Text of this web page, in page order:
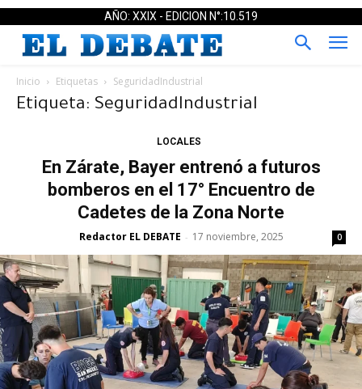
AÑO: XXIX - EDICION N°:10.519
Inicio Etiquetas SeguridadIndustrial
Etiqueta: SeguridadIndustrial
LOCALES
En Zárate, Bayer entrenó a futuros
bomberos en el 17° Encuentro de
Cadetes de la Zona Norte
Redactor EL DEBATE - 17 noviembre, 2025 0